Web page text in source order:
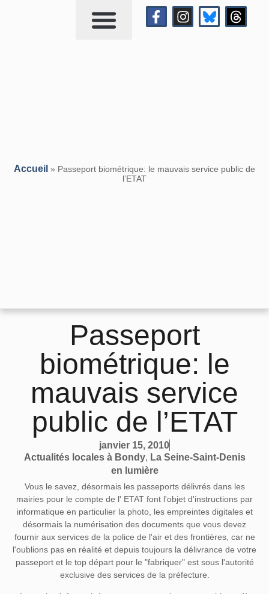
Accueil » Passeport biométrique: le mauvais service public de
l’ETAT
Passeport
biométrique: le
mauvais service
public de l’ETAT
janvier 15, 2010
Actualités locales à Bondy, La Seine-Saint-Denis
en lumière
Vous le savez, désormais les passeports délivrés dans les
mairies pour le compte de l' ETAT font l'objet d'instructions par
informatique en particulier la photo, les empreintes digitales et
désormais la numérisation des documents que vous devez
fournir aux services de la police de l'air et des frontières, car ne
l'oublions pas en réalité et depuis toujours la délivrance de votre
passeport et le top départ pour le "fabriquer" est sous l'autorité
exclusive des services de la préfecture.